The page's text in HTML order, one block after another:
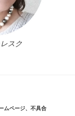
スク
ムページ、 不具合